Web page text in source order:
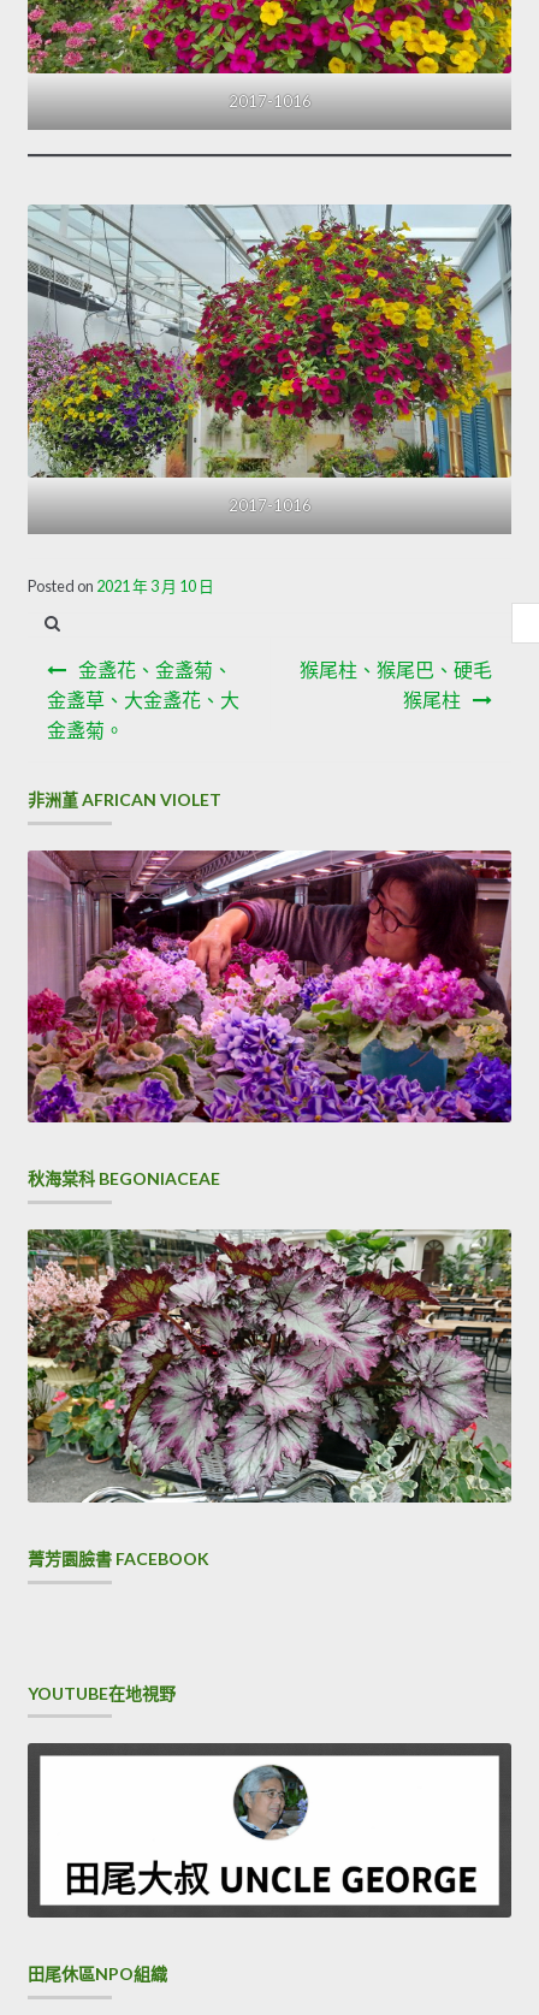
2017-1016
2017-1016
Posted on 2021 年 3 月 10 日
文
章
導
覽
金盞花、金盞菊、
金盞草、大金盞花、大
金盞菊。
猴尾柱、猴尾巴、硬毛
猴尾柱
容
非洲堇 AFRICAN VIOLET
秋海棠科 BEGONIACEAE
菁芳園臉書 FACEBOOK
YOUTUBE在地視野
田尾休區NPO組織